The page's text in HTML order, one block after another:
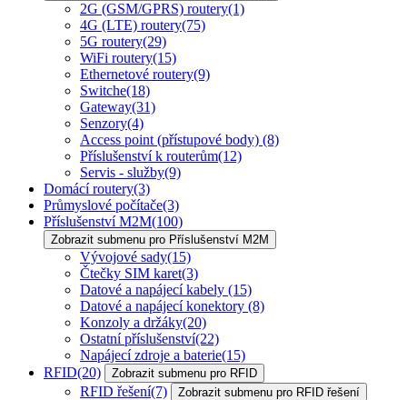
2G (GSM/GPRS) routery(1)
4G (LTE) routery(75)
5G routery(29)
WiFi routery(15)
Ethernetové routery(9)
Switche(18)
Gateway(31)
Senzory(4)
Access point (přístupové body) (8)
Příslušenství k routerům(12)
Servis - služby(9)
Domácí routery(3)
Průmyslové počítače(3)
Příslušenství M2M(100)
Zobrazit submenu pro Příslušenství M2M
Vývojové sady(15)
Čtečky SIM karet(3)
Datové a napájecí kabely (15)
Datové a napájecí konektory (8)
Konzoly a držáky(20)
Ostatní příslušenství(22)
Napájecí zdroje a baterie(15)
RFID(20) Zobrazit submenu pro RFID
RFID řešení(7) Zobrazit submenu pro RFID řešení